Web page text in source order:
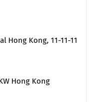
Hong Kong, 11-11-11
Hong Kong